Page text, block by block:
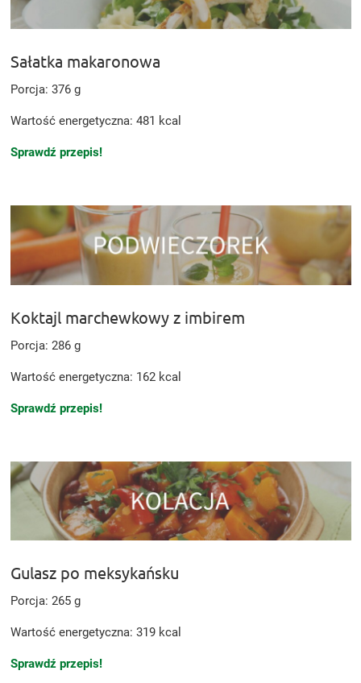
Sałatka makaronowa
Porcja: 376 g
Wartość energetyczna: 481 kcal
Sprawdź przepis!
Koktajl marchewkowy z imbirem
Porcja: 286 g
Wartość energetyczna: 162 kcal
Sprawdź przepis!
Gulasz po meksykańsku
Porcja: 265 g
Wartość energetyczna: 319 kcal
Sprawdź przepis!